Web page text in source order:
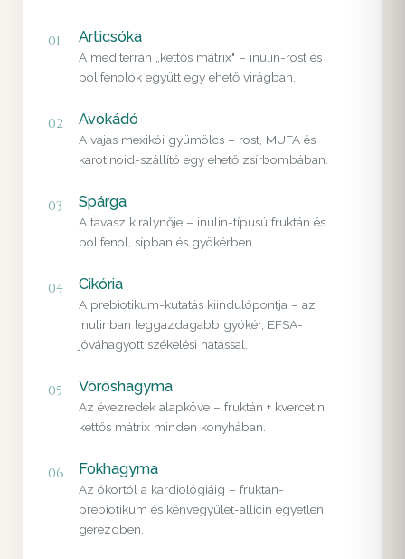
01 Articsóka
A mediterrán „kettős mátrix" – inulin-rost és
polifenolok együtt egy ehető virágban.
02 Avokádó
A vajas mexikói gyümölcs – rost, MUFA és
karotinoid-szállító egy ehető zsírbombában.
03 Spárga
A tavasz királynője – inulin-típusú fruktán és
polifenol, sípban és gyökérben.
04 Cikória
A prebiotikum-kutatás kiindulópontja – az
inulinban leggazdagabb gyökér, EFSA-
jóváhagyott székelési hatással.
05 Vöröshagyma
Az évezredek alapköve – fruktán + kvercetin
kettős mátrix minden konyhában.
06 Fokhagyma
Az ókortól a kardiológiáig – fruktán-
prebiotikum és kénvegyület-allicin egyetlen
gerezdben.